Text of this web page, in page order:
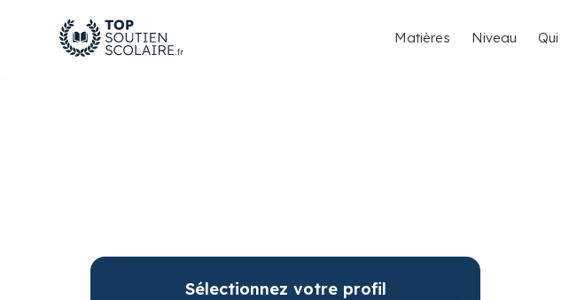
Matières Niveau
Sélectionnez votre profil